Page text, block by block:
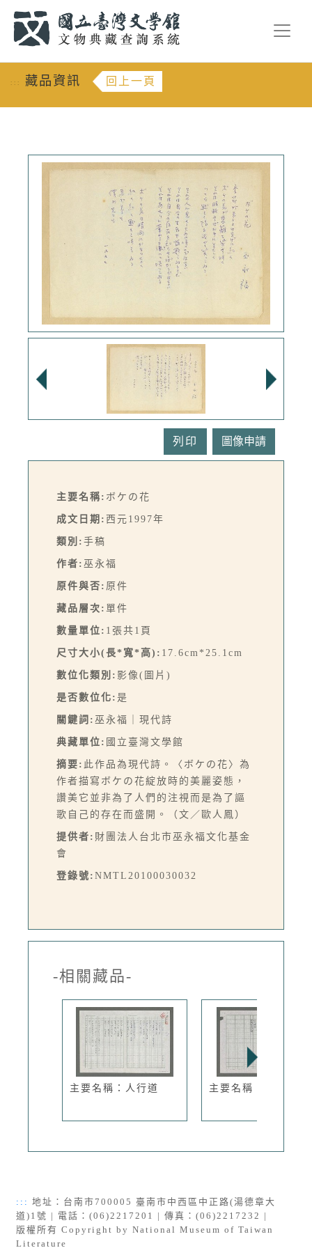
::: 藏品資訊 回上一頁
列印
主要名稱: ボケの花
成文日期: 西元1997年
類別: 手稿
作者: 巫永福
原件與否: 原件
藏品層次: 單件
數量單位: 1張共1頁
尺寸大小(長*寬*高): 17.6cm*25.1cm
數位化類別: 影像(圖片)
是否數位化: 是
關鍵詞: 巫永福｜現代詩
典藏單位: 國立臺灣文學館
摘要: 此作品為現代詩。〈ボケの花〉為
作者描寫ボケの花綻放時的美麗姿態，
讚美它並非為了人們的注視而是為了謳
歌自己的存在而盛開。（文／歐人鳳）
提供者: 財團法人台北市巫永福文化基金
會
登錄號: NMTL20100030032
-相關藏品-
主要名稱：人行道 主要名稱：夕照
::: 地址：台南市700005 臺南市中西區中正路(湯德章大
道)1號 | 電話：(06)2217201 | 傳真：(06)2217232 |
版權所有 Copyright by National Museum of Taiwan
Literature